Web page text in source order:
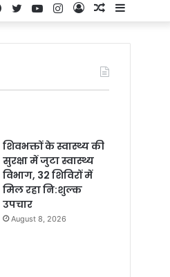
for
Sidebar
Random
Log
Instagram
YouTube
Twitter
Facebook
शिवभक्तों के स्वास्थ्य की
सुरक्षा में जुटा स्वास्थ्य
विभाग, 32 शिविरों में
मिल रहा नि:शुल्क
उपचार
August 8, 2026